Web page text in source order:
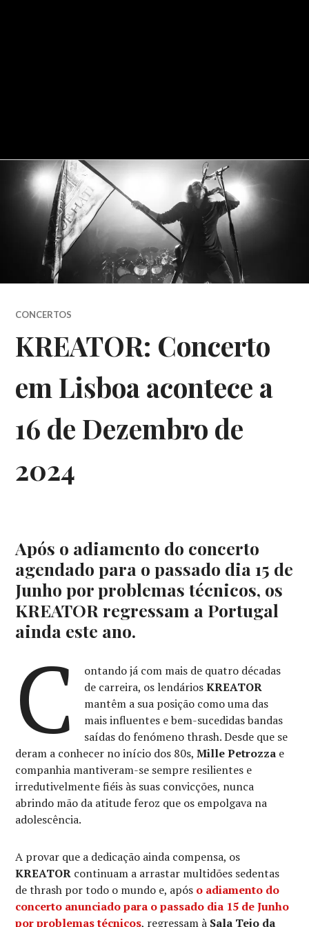
CONCERTOS
KREATOR: Concerto
em Lisboa acontece a
16 de Dezembro de
2024
Após o adiamento do concerto
agendado para o passado dia 15 de
Junho por problemas técnicos, os
KREATOR regressam a Portugal
ainda este ano.
C
ontando já com mais de quatro décadas
de carreira, os lendáriosKREATOR
mantêm a sua posição como uma das
mais influentes e bem-sucedidas bandas
saídas do fenómeno thrash. Desde que se
deram a conhecer no início dos 80s,Mille Petrozza e
companhia mantiveram-se sempre resilientes e
irredutivelmente fiéis às suas convicções, nunca
abrindo mão da atitude feroz que os empolgava na
adolescência.
A provar que a dedicação ainda compensa, os
KREATOR continuam a arrastar multidões sedentas
de thrash por todo o mundo e, após o adiamento do
concerto anunciado para o passado dia 15 de Junho
por problemas técnicos, regressam à Sala Tejo da